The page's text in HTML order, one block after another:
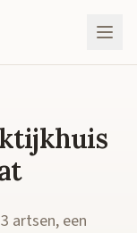
artsen, een